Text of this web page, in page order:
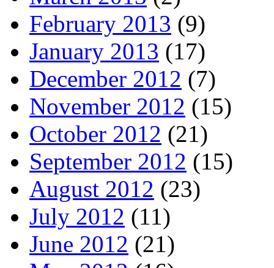
February 2013 (9)
January 2013 (17)
December 2012 (7)
November 2012 (15)
October 2012 (21)
September 2012 (15)
August 2012 (23)
July 2012 (11)
June 2012 (21)